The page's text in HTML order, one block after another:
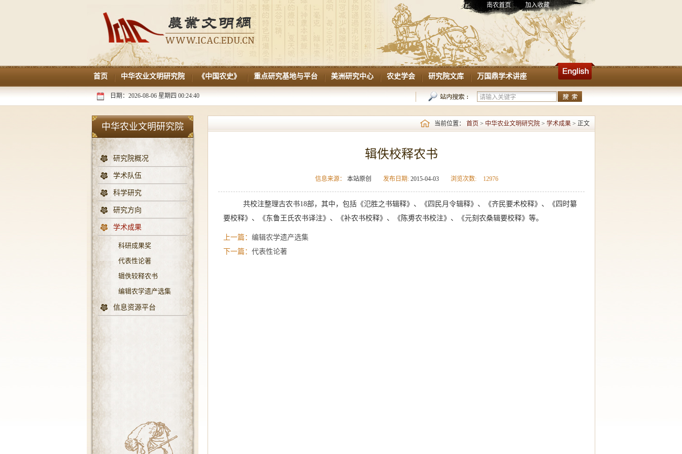
南农首页 加入收藏
首页 中华农业文明研究院 《中国农史》 重点研究基地与平台 美洲研究中心 农史学会 研究院文库 万国鼎学术讲座
日期：2026-08-06 星期四 00:24:40
中华农业文明研究院
研究院概况
学术队伍
科学研究
研究方向
学术成果
科研成果奖
代表性论著
辑佚较释农书
编辑农学遗产选集
信息资源平台
当前位置： 首页 > 中华农业文明研究院 > 学术成果 > 正文
辑佚校释农书
信息来源： 本站原创 发布日期: 2015-04-03 浏览次数: 12976
共校注整理古农书18部， 其中，包括《氾胜之书辑释》、《 四民月令辑释》、《齐民要术校释》、《四时纂
要校释》、《东鲁王氏农书译注》、《补农书校释》、《陈旉农书校注》、《元刻农桑辑要校释》等。
上一篇： 编辑农学遗产选集
下一篇： 代表性论著